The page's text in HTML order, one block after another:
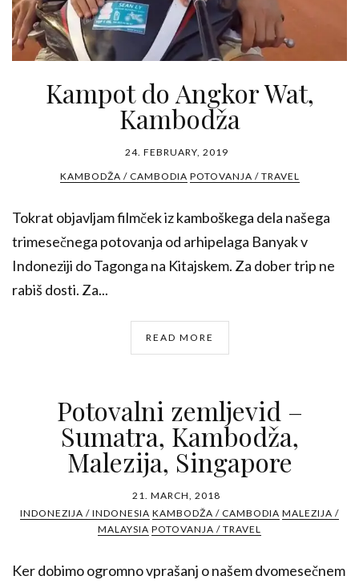
Kampot do Angkor Wat,
Kambodža
24. FEBRUARY, 2019
KAMBODŽA / CAMBODIA POTOVANJA / TRAVEL
Tokrat objavljam filmček iz kamboškega dela našega
trimesečnega potovanja od arhipelaga Banyak v
Indoneziji do Tagonga na Kitajskem. Za dober trip ne
rabiš dosti. Za...
READ MORE
Potovalni zemljevid –
Sumatra, Kambodža,
Malezija, Singapore
21. MARCH, 2018
INDONEZIJA / INDONESIA KAMBODŽA / CAMBODIA MALEZIJA /
MALAYSIA POTOVANJA / TRAVEL
Ker dobimo ogromno vprašanj o našem dvomesečnem